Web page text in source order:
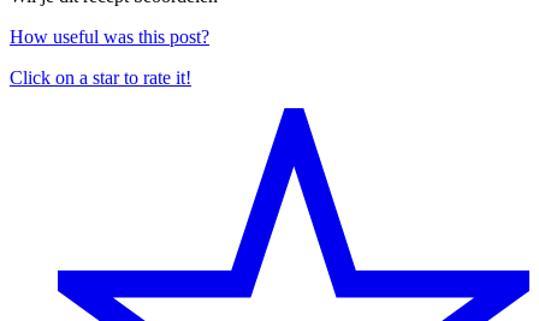
How useful was this post?
Click on a star to rate it!